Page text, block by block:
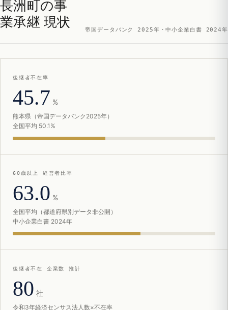
長洲町の事
業承継 現状
帝国データバンク 2025年・中小企業白書 2024年
後継者不在率
45.7 %
熊本県（帝国データバンク2025年）
全国平均 50.1%
60歳以上 経営者比率
63.0 %
全国平均（都道府県別データ非公開）
中小企業白書 2024年
後継者不在 企業数 推計
80 社
令和3年経済センサス法人数×不在率